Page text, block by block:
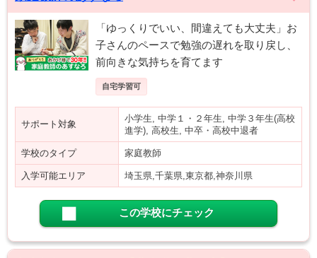
「ゆっくりでいい、間違えても大丈夫」お
子さんのペースで勉強の遅れを取り戻し、
前向きな気持ちを育てます
自宅学習可
サポート対象
小学生, 中学１・２年生, 中学３年生(高校
進学), 高校生, 中卒・高校中退者
学校のタイプ 家庭教師
入学可能エリア 埼玉県,千葉県,東京都,神奈川県
この学校にチェック